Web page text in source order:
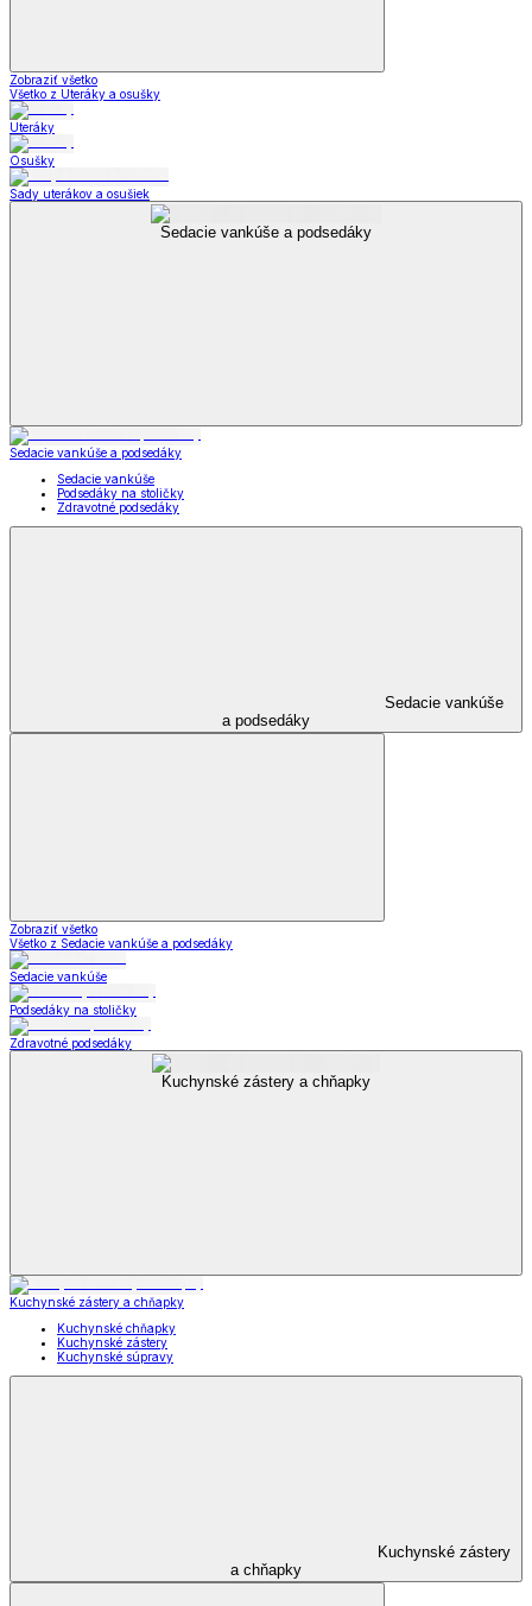
Zobraziť všetko
Všetko z Uteráky a osušky
Uteráky
Osušky
Sady uterákov a osušiek
Sedacie vankúše a podsedáky
Sedacie vankúše a podsedáky
Sedacie vankúše
Podsedáky na stoličky
Zdravotné podsedáky
Sedacie vankúše
a podsedáky
Zobraziť všetko
Všetko z Sedacie vankúše a podsedáky
Sedacie vankúše
Podsedáky na stoličky
Zdravotné podsedáky
Kuchynské zástery a chňapky
Kuchynské zástery a chňapky
Kuchynské chňapky
Kuchynské zástery
Kuchynské súpravy
Kuchynské zástery
a chňapky